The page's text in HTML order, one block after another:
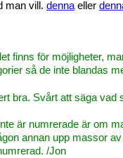
man vill. dennaeller
finns för möjligheter,
så de inte blandas
bra. Svårt att säga
är numrerade är om
annan upp massor
/Jon